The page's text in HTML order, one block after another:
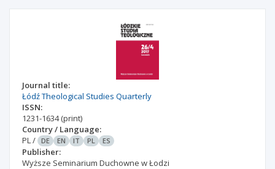
Journal title:
Łódź Theological Studies Quarterly
ISSN:
1231-1634(print)
Country / Language:
PL/ DE EN IT PL ES
Publisher:
Wyższe Seminarium Duchowne w Łodzi